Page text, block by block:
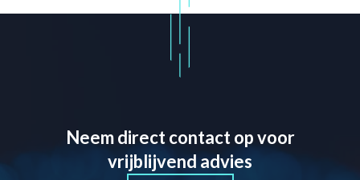
Neem direct contact op voor
vrijblijvend advies